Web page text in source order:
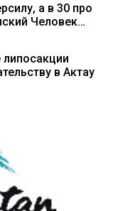
а в 30 про
Человек
и любимой
в Актау